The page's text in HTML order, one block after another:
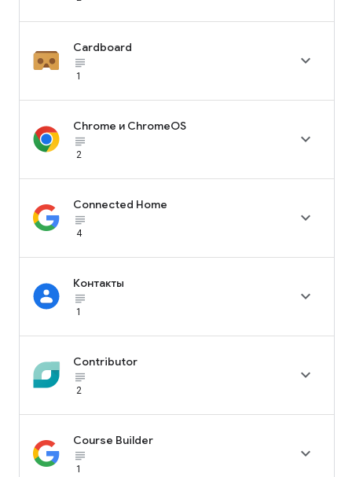
Cardboard
subject_black
1

Chrome и ChromeOS
subject_black
2

Connected Home
subject_black
4

Контакты
subject_black
1

Contributor
subject_black
2

Course Builder
subject_black
1
